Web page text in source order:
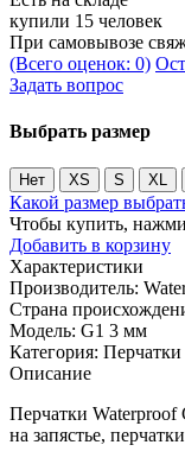
купили 15 человек
При самовывозе
(Всего оценок: 0)
Задать вопрос
Выбрать размер
Нет XS S XL
Какой размер
Чтобы купить,
Добавить в корзину
Характеристики
Производитель:
Страна
Модель: G1 3 мм
Категория:
Описание
Перчатки Waterproof
на запястье,